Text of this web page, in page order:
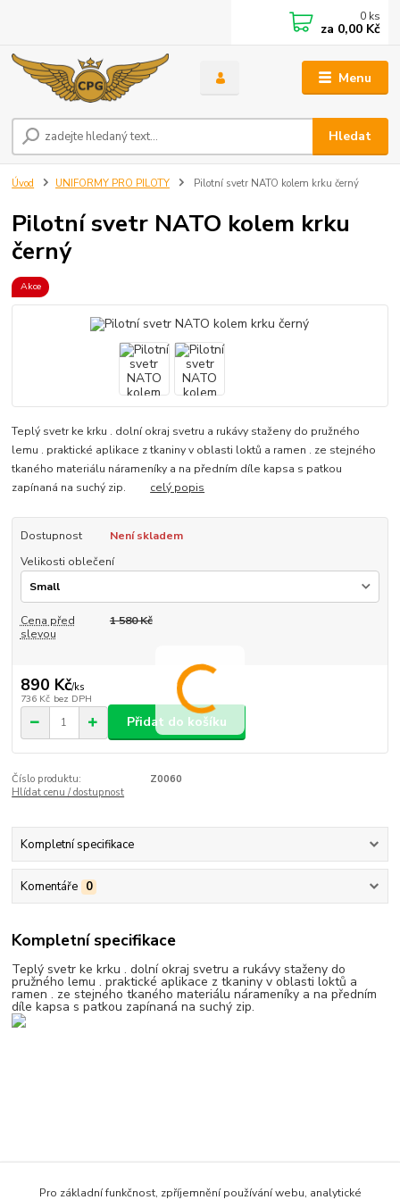
Menu
Hledat
0 ks
za 0,00 Kč
Úvod UNIFORMY PRO PILOTY Pilotní svetr NATO kolem krku černý
Pilotní svetr NATO kolem krku
černý
Akce
Teplý svetr ke krku . dolní okraj svetru a rukávy staženy do pružného
lemu . praktické aplikace z tkaniny v oblasti loktů a ramen . ze stejného
tkaného materiálu nárameníky a na předním díle kapsa s patkou
zapínaná na suchý zip. celý popis
Dostupnost
Není skladem
Velikosti oblečení
Cena před
slevou
1 580 Kč
890 Kč/ks
736 Kč bez DPH
Přidat do košíku
Číslo produktu:
Z0060
Hlídat cenu / dostupnost
Kompletní specifikace
Komentáře 0
Kompletní specifikace
Teplý svetr ke krku . dolní okraj svetru a rukávy staženy do
pružného lemu . praktické aplikace z tkaniny v oblasti loktů a
ramen . ze stejného tkaného materiálu nárameníky a na předním
díle kapsa s patkou zapínaná na suchý zip.
Pro základní funkčnost, zpříjemnění používání webu, analytické